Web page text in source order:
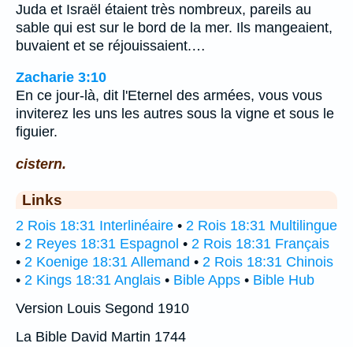
Juda et Israël étaient très nombreux, pareils au
sable qui est sur le bord de la mer. Ils mangeaient,
buvaient et se réjouissaient.…
Zacharie 3:10
En ce jour-là, dit l'Eternel des armées, vous vous
inviterez les uns les autres sous la vigne et sous le
figuier.
cistern.
Links
2 Rois 18:31 Interlinéaire • 2 Rois 18:31 Multilingue
• 2 Reyes 18:31 Espagnol • 2 Rois 18:31 Français
• 2 Koenige 18:31 Allemand • 2 Rois 18:31 Chinois
• 2 Kings 18:31 Anglais • Bible Apps • Bible Hub
Version Louis Segond 1910
La Bible David Martin 1744